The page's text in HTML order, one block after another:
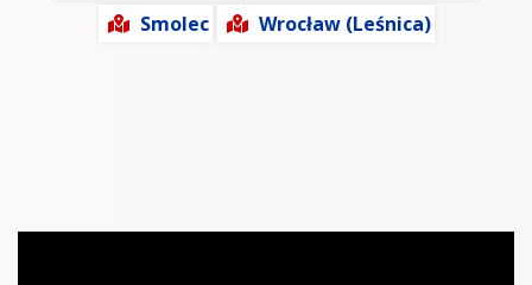
Smolec
Wrocław (Leśnica)